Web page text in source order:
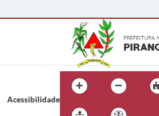
Acessibilidade